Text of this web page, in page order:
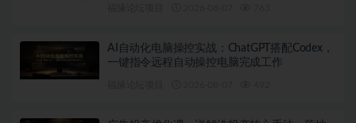
AI自动化电脑操控实战：ChatGPT搭配Codex，
一键指令远程自动操控电脑完成工作